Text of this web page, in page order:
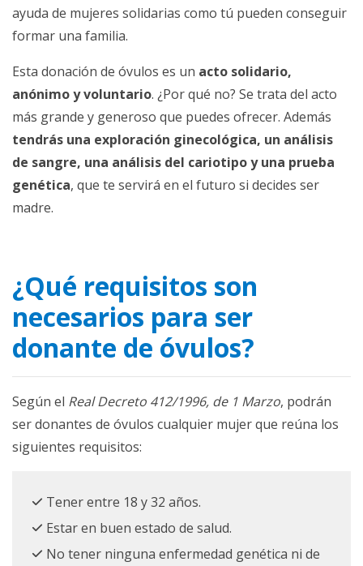
ayuda de mujeres solidarias como tú pueden conseguir
formar una familia.
Esta donación de óvulos es un acto solidario,
anónimo y voluntario. ¿Por qué no? Se trata del acto
más grande y generoso que puedes ofrecer. Además
tendrás una exploración ginecológica, un análisis
de sangre, una análisis del cariotipo y una prueba
genética, que te servirá en el futuro si decides ser
madre.
¿Qué requisitos son
necesarios para ser
donante de óvulos?
Según el Real Decreto 412/1996, de 1 Marzo, podrán
ser donantes de óvulos cualquier mujer que reúna los
siguientes requisitos:
Tener entre 18 y 32 años.
Estar en buen estado de salud.
No tener ninguna enfermedad genética ni de